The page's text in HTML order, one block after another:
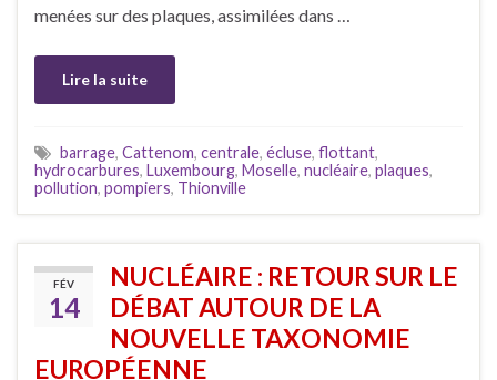
menées sur des plaques, assimilées dans …
Lire la suite
barrage, Cattenom, centrale, écluse, flottant,
hydrocarbures, Luxembourg, Moselle, nucléaire, plaques,
pollution, pompiers, Thionville
FÉV
14
NUCLÉAIRE : RETOUR SUR LE
DÉBAT AUTOUR DE LA
NOUVELLE TAXONOMIE
EUROPÉENNE